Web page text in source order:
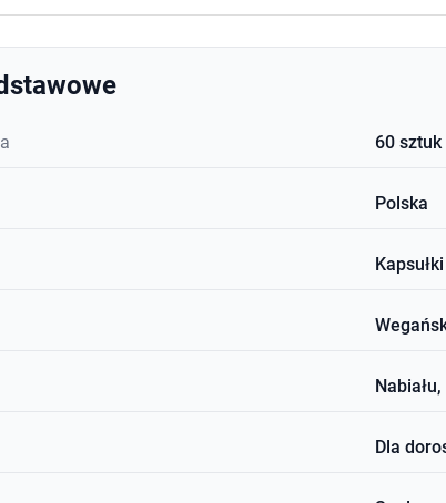
60 sztuk
Polska
Kapsułki
Dla